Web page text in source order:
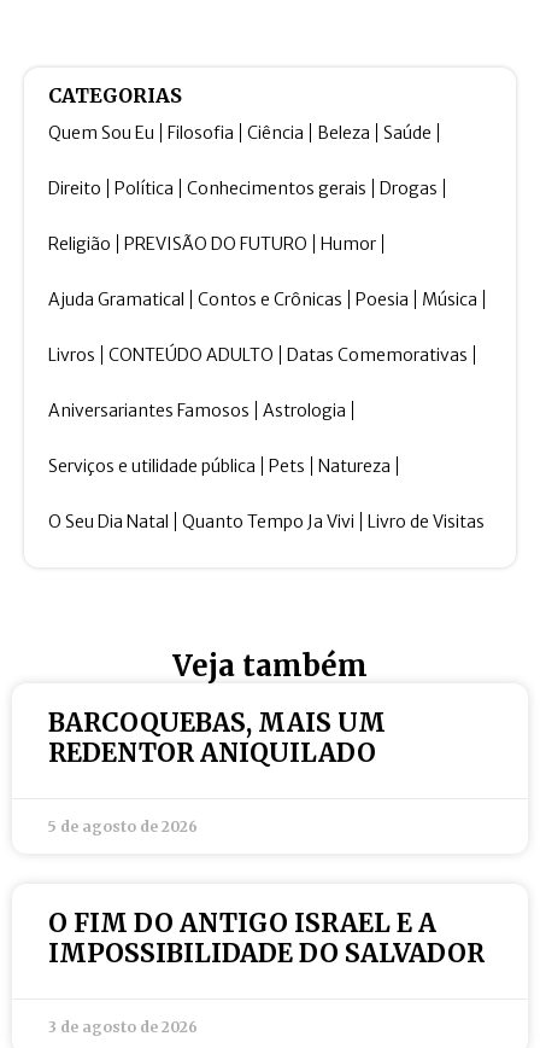
CATEGORIAS
Quem Sou Eu Filosofia Ciência Beleza Saúde
Direito Política Conhecimentos gerais Drogas
Religião PREVISÃO DO FUTURO Humor
Ajuda Gramatical Contos e Crônicas Poesia Música
Livros CONTEÚDO ADULTO Datas Comemorativas
Aniversariantes Famosos Astrologia
Serviços e utilidade pública Pets Natureza
O Seu Dia Natal Quanto Tempo Ja Vivi Livro de Visitas
Veja também
BARCOQUEBAS, MAIS UM
REDENTOR ANIQUILADO
5 de agosto de 2026
O FIM DO ANTIGO ISRAEL E A
IMPOSSIBILIDADE DO SALVADOR
3 de agosto de 2026